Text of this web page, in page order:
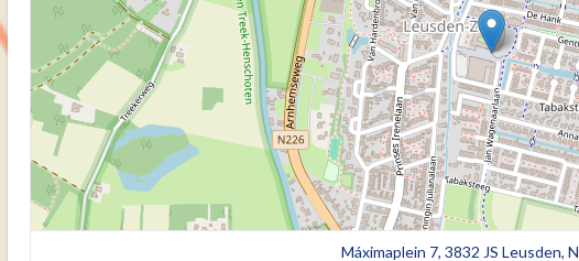
Máximaplein 7, 3832 JS Leusden,